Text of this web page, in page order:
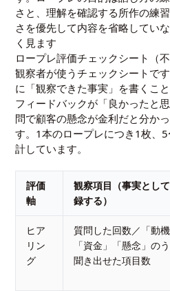
さと、理解を確認する所作の練
さを優先して内容を省略してい
く見ます
ロープレ評価チェックシート（不
観察者が使うチェックシートで
に「観察できた事実」を書くこ
フィードバックが「良かったと
問で顧客の懸念が金利だと分か
す。1本のロープレにつき1枚、
計しています。
評価
軸
観察項目（事実とし
録する）
ヒア
リン
グ
質問した回数／「動機
「資金」「懸念」の
聞き出せた項目数